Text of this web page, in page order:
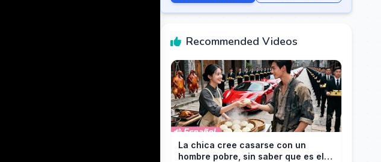
Recommended Videos
La chica cree casarse con un
hombre pobre, sin saber que es el